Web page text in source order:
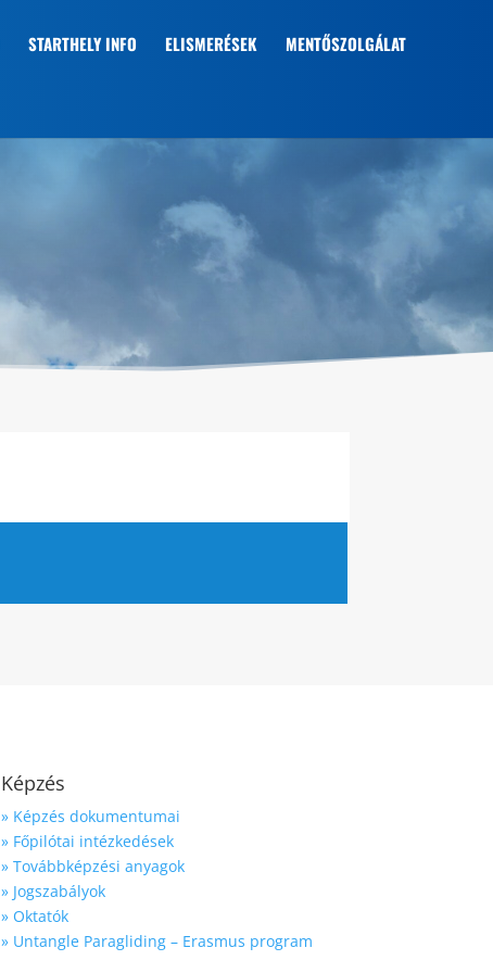
STARTHELY INFO ELISMERÉSEK MENTŐSZOLGÁLAT
Képzés
» Képzés dokumentumai
» Főpilótai intézkedések
» Továbbképzési anyagok
» Jogszabályok
» Oktatók
» Untangle Paragliding – Erasmus program